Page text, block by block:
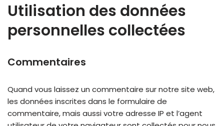
Utilisation des données
personnelles collectées
Commentaires
Quand vous laissez un commentaire sur notre site web,
les données inscrites dans le formulaire de
commentaire, mais aussi votre adresse IP et l’agent